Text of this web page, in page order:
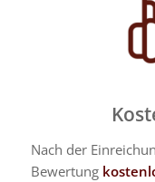
Nach der
Bewertung